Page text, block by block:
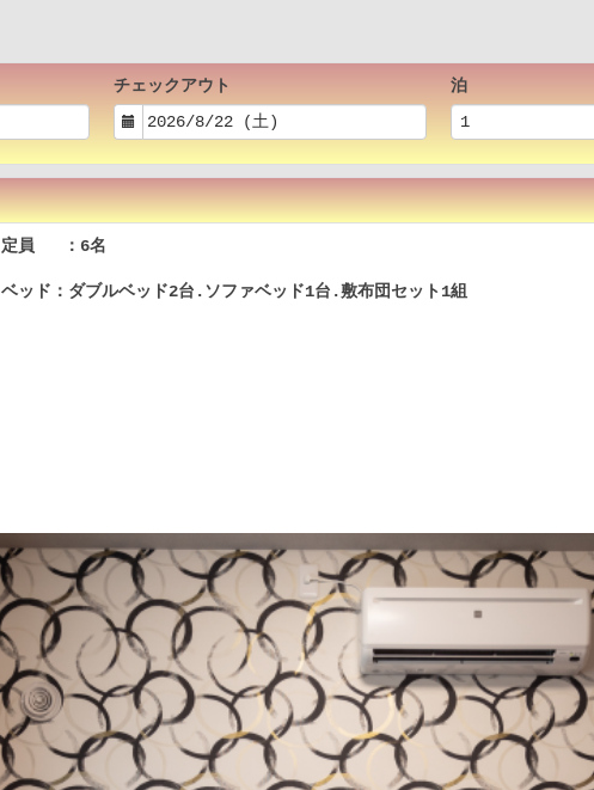
チェックアウト 泊
定員 ：6名
ベッド：ダブルベッド2台.ソファベッド1台.敷布団セット1組